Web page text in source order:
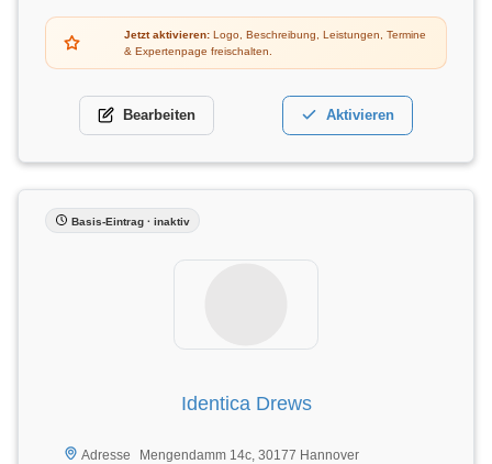
Jetzt aktivieren: Logo, Beschreibung, Leistungen, Termine
& Expertenpage freischalten.
Bearbeiten Aktivieren
Basis-Eintrag · inaktiv
Identica Drews
Adresse
Mengendamm 14c, 30177 Hannover